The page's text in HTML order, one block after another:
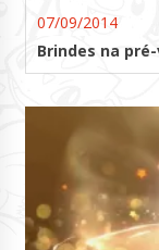
07/09/2014
Brindes na